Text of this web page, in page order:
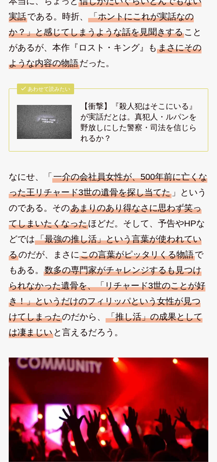
実話である。時折、 「ホントにこれが実話なの
か？」と感じてしまうような話を見聞きすること
があるが、本作『ロスト・キング』もまさにその
ような内容の物語だった。
あわせて読みたい
【衝撃】『殺人犯はそこにいる』
が実話だとは。真犯人・ルパンを
野放しにした警察・司法を信じら
れるか？
なにせ、「 一介の会社員女性が、500年前に亡くな
った王リチャード3世の遺骨を探し当てた」という
のである。そのあまりのあり得なさに思わず笑っ
てしまいたくなったほどだ。そして、予告やHPな
どでは「最強の推し活」という言葉が使われてい
るのだが、まさにこの言葉がピッタリくる物語で
もある。 数多の専門家がチャレンジするも見つけ
られなかった遺骨を、「リチャード3世のことが好
き！」というだけのフィリッパという女性が見つ
けてしまったのだから、 「推し活」の成果として
は凄まじいと言えるだろう。